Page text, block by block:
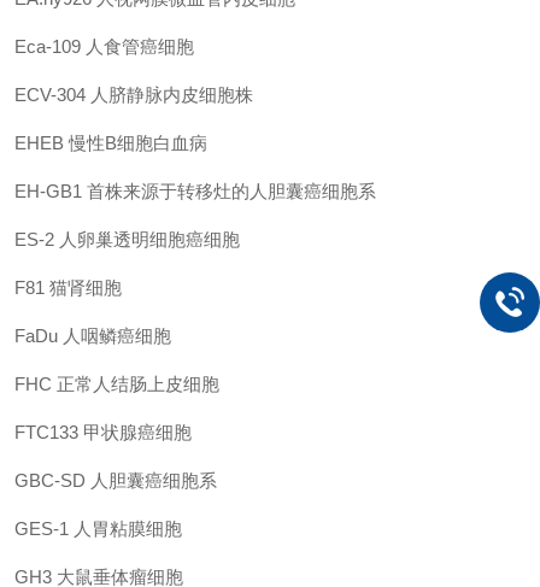
Eca-109 人食管癌细胞
ECV-304 人脐静脉内皮细胞株
EHEB 慢性B细胞白血病
EH-GB1 首株来源于转移灶的人胆囊癌细胞系
ES-2 人卵巢透明细胞癌细胞
F81 猫肾细胞
FaDu 人咽鳞癌细胞
FHC 正常人结肠上皮细胞
FTC133 甲状腺癌细胞
GBC-SD 人胆囊癌细胞系
GES-1 人胃粘膜细胞
GH3 大鼠垂体瘤细胞